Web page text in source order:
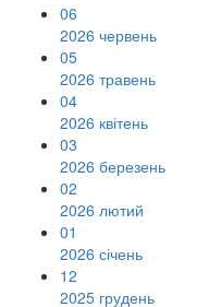
06
2026 червень
05
2026 травень
04
2026 квітень
03
2026 березень
02
2026 лютий
01
2026 січень
12
2025 грудень